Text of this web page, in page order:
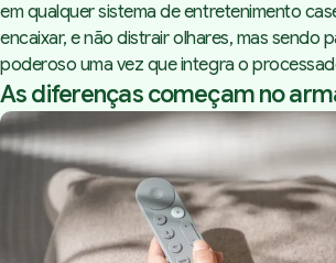
em qualquer sistema de entretenimento
encaixar, e não distrair olhares, mas sendo
poderoso uma vez que integra o
As diferenças começam no